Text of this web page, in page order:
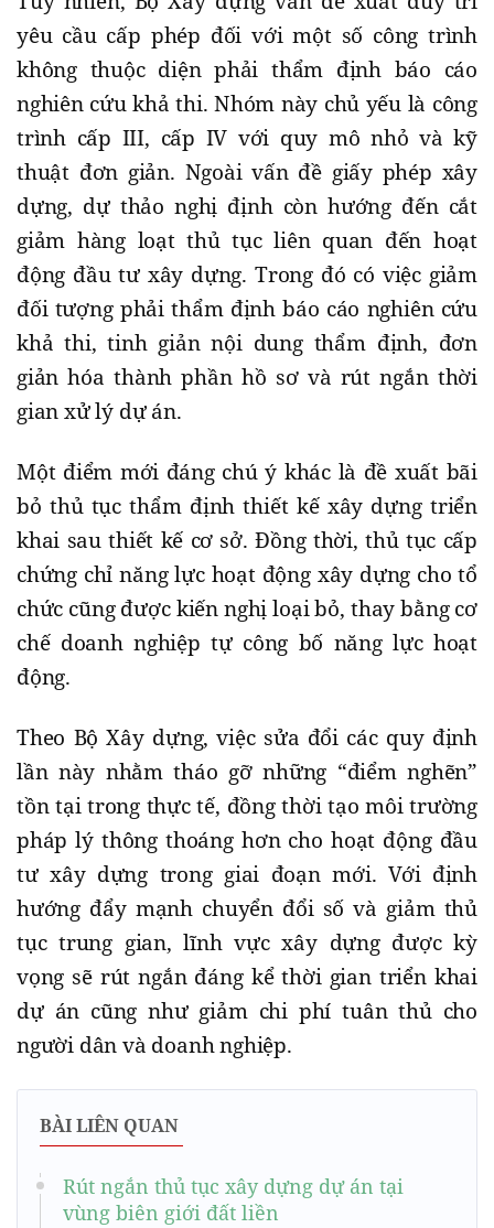
yêu cầu cấp phép đối với một số công trình
không thuộc diện phải thẩm định báo cáo
nghiên cứu khả thi. Nhóm này chủ yếu là công
trình cấp III, cấp IV với quy mô nhỏ và kỹ
thuật đơn giản. Ngoài vấn đề giấy phép xây
dựng, dự thảo nghị định còn hướng đến cắt
giảm hàng loạt thủ tục liên quan đến hoạt
động đầu tư xây dựng. Trong đó có việc giảm
đối tượng phải thẩm định báo cáo nghiên cứu
khả thi, tinh giản nội dung thẩm định, đơn
giản hóa thành phần hồ sơ và rút ngắn thời
gian xử lý dự án.
Một điểm mới đáng chú ý khác là đề xuất bãi
bỏ thủ tục thẩm định thiết kế xây dựng triển
khai sau thiết kế cơ sở. Đồng thời, thủ tục cấp
chứng chỉ năng lực hoạt động xây dựng cho tổ
chức cũng được kiến nghị loại bỏ, thay bằng cơ
chế doanh nghiệp tự công bố năng lực hoạt
động.
Theo Bộ Xây dựng, việc sửa đổi các quy định
lần này nhằm tháo gỡ những “điểm nghẽn”
tồn tại trong thực tế, đồng thời tạo môi trường
pháp lý thông thoáng hơn cho hoạt động đầu
tư xây dựng trong giai đoạn mới. Với định
hướng đẩy mạnh chuyển đổi số và giảm thủ
tục trung gian, lĩnh vực xây dựng được kỳ
vọng sẽ rút ngắn đáng kể thời gian triển khai
dự án cũng như giảm chi phí tuân thủ cho
người dân và doanh nghiệp.
BÀI LIÊN QUAN
Rút ngắn thủ tục xây dựng dự án tại
vùng biên giới đất liền